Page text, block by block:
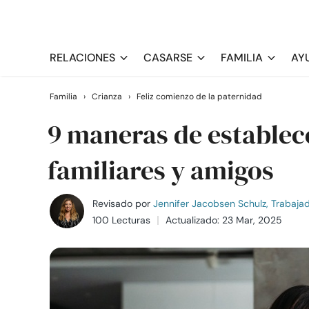
RELACIONES CASARSE FAMILIA
Familia › Crianza › Feliz comienzo de la paternidad
9 maneras de
familiares y amigos
Revisado por Jennifer Jacobsen Schulz,
100 Lecturas
Actualizado: 23 Mar, 2025